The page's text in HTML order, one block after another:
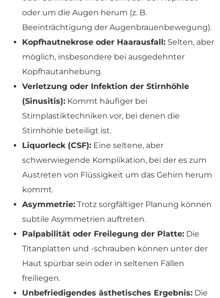
oder um die Augen herum (z. B.
Beeinträchtigung der Augenbrauenbewegung).
Kopfhautnekrose oder Haarausfall: Selten, aber
möglich, insbesondere bei ausgedehnter
Kopfhautanhebung.
Verletzung oder Infektion der Stirnhöhle
(Sinusitis): Kommt häufiger bei
Stirnplastiktechniken vor, bei denen die
Stirnhöhle beteiligt ist.
Liquorleck (CSF): Eine seltene, aber
schwerwiegende Komplikation, bei der es zum
Austreten von Flüssigkeit um das Gehirn herum
kommt.
Asymmetrie: Trotz sorgfältiger Planung können
subtile Asymmetrien auftreten.
Palpabilität oder Freilegung der Platte: Die
Titanplatten und -schrauben können unter der
Haut spürbar sein oder in seltenen Fällen
freiliegen.
Unbefriedigendes ästhetisches Ergebnis: Die